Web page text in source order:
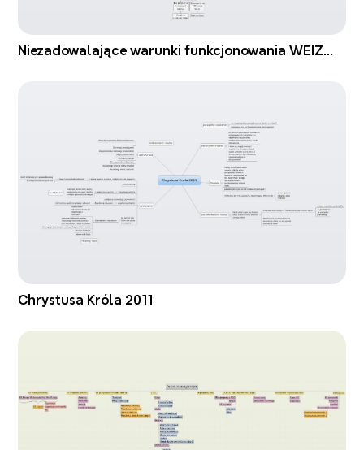
Niezadowalające warunki funkcjonowania WEIZ
Chrystusa Króla 2011